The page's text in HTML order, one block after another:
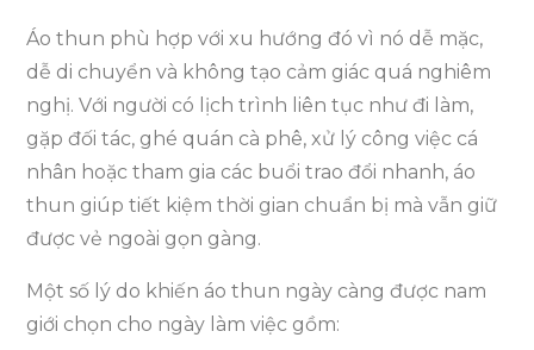
Áo thun phù hợp với xu hướng đó vì nó dễ mặc,
dễ di chuyển và không tạo cảm giác quá nghiêm
nghị. Với người có lịch trình liên tục như đi làm,
gặp đối tác, ghé quán cà phê, xử lý công việc cá
nhân hoặc tham gia các buổi trao đổi nhanh, áo
thun giúp tiết kiệm thời gian chuẩn bị mà vẫn giữ
được vẻ ngoài gọn gàng.
Một số lý do khiến áo thun ngày càng được nam
giới chọn cho ngày làm việc gồm: